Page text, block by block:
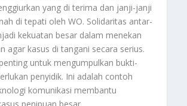
yang di terima dan janji-janji
di tepati oleh WO. Solidaritas antar-
kekuatan besar dalam menekan
agar kasus di tangani secara serius.
untuk mengumpulkan bukti-
penyidik. Ini adalah contoh
komunikasi membantu